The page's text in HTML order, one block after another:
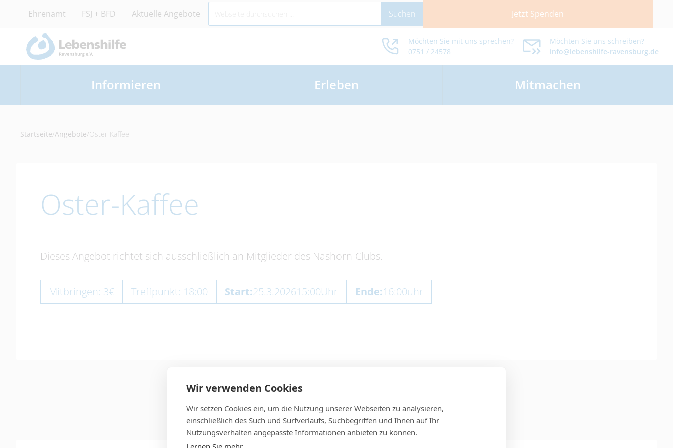
Wir verwenden Cookies
Wir setzen Cookies ein, um die Nutzung unserer Webseiten zu analysieren,
einschließlich des Such und Surfverlaufs, Suchbegriffen und Ihnen auf Ihr
Nutzungsverhalten angepasste Informationen anbieten zu können.
Ehrenamt FSJ + BFD Aktuelle Angebote Jetzt Spenden
Möchten Sie mit uns sprechen?
0751 / 24578
Möchten Sie uns schreiben?
info@lebenshilfe-ravensburg.de
Informieren Erleben Mitmachen
Startseite/Angebote/Oster-Kaffee
Oster-Kaffee
Dieses Angebot richtet sich ausschließlich an Mitglieder des Nashorn-Clubs.
Mitbringen: 3€ Treffpunkt: 18:00 Start:25.3.202615:00Uhr Ende:16:00uhr